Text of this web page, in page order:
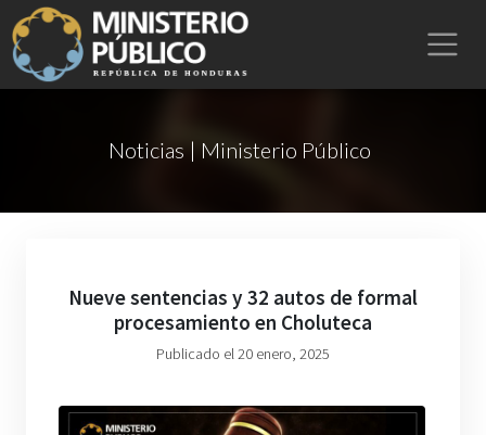
Noticias | Ministerio Público
Nueve sentencias y 32 autos de formal
procesamiento en Choluteca
Publicado el 20 enero, 2025